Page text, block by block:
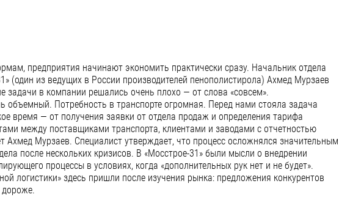
предприятия начинают экономить практически сразу. Начальник отдела
(один из ведущих в России производителей пенополистирола) Ахмед Мурзаев
задачи в компании решались очень плохо — от слова «совсем».
объемный. Потребность в транспорте огромная. Перед нами стояла задача
время — от получения заявки от отдела продаж и определения тарифа
между поставщиками транспорта, клиентами и заводами с отчетностью
Ахмед Мурзаев. Специалист утверждает, что процесс осложнялся значительным
после нескольких кризисов. В «Мосстрое-31» были мысли о внедрении
процессы в условиях, когда «дополнительных рук нет и не будет».
логистики» здесь пришли после изучения рынка: предложения конкурентов
дороже.